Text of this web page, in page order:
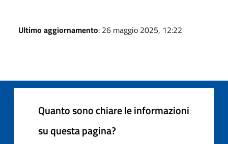
Ultimo aggiornamento: 26 maggio 2025, 12:22
Quanto sono chiare le informazioni
su questa pagina?